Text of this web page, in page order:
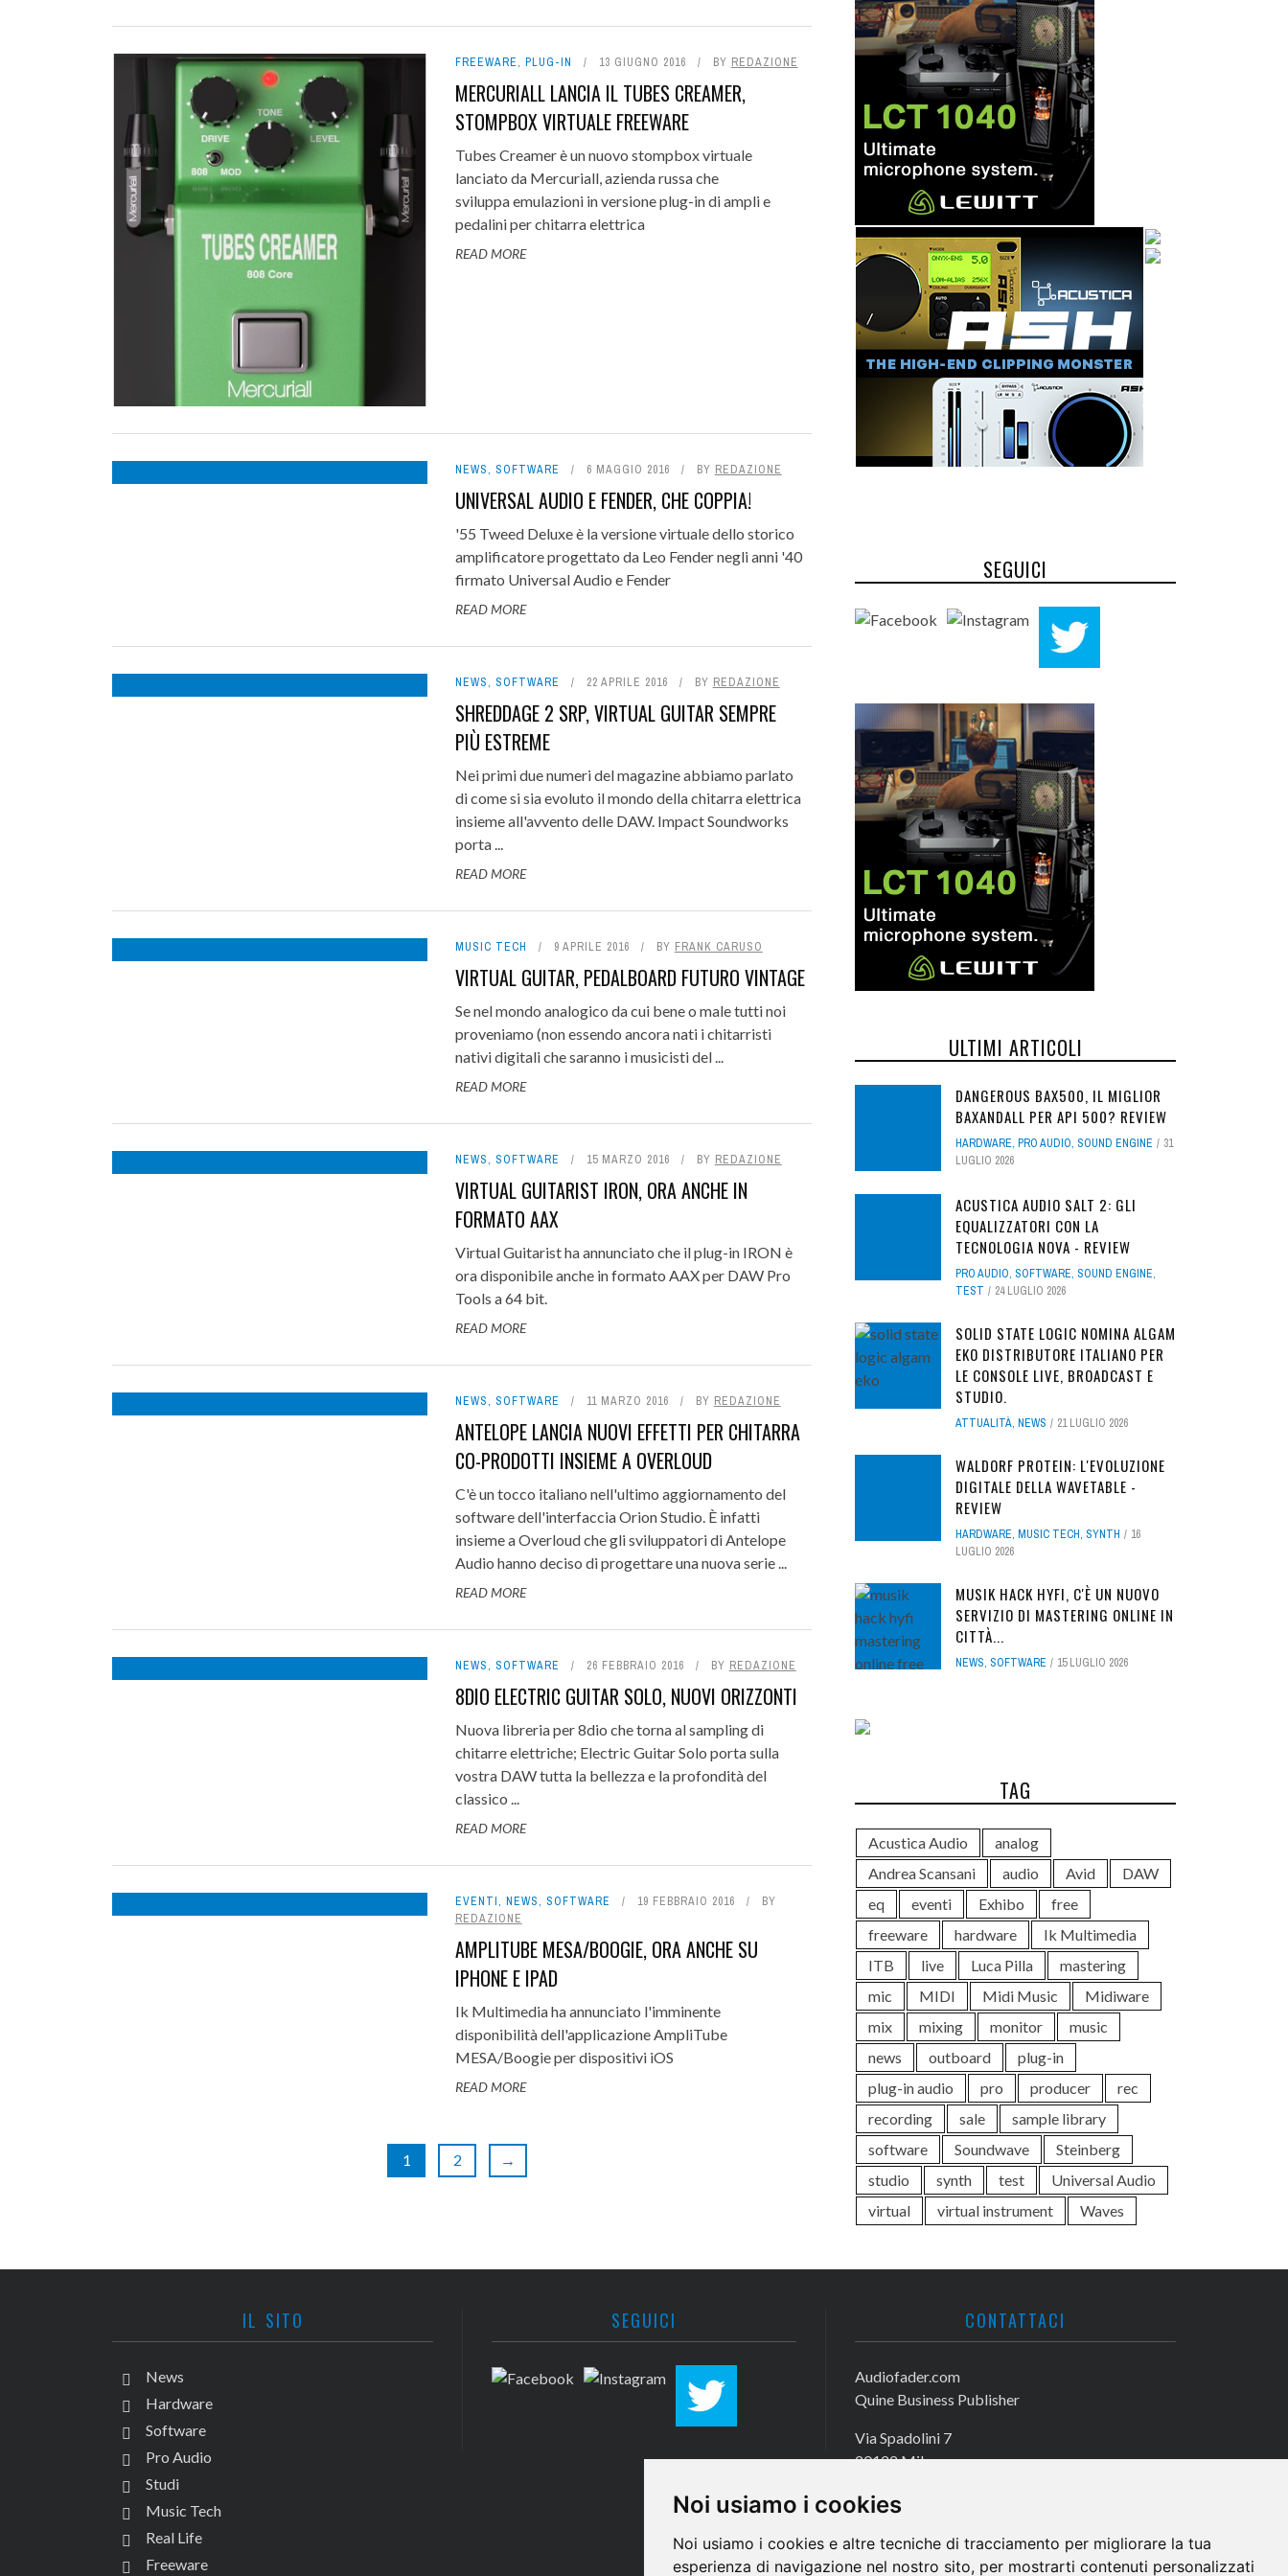
Noi usiamo i cookies
Noi usiamo i cookies e altre tecniche di tracciamento per migliorare la tua
esperienza di navigazione nel nostro sito, per mostrarti contenuti personalizzati
FREEWARE, PLUG-IN 13 GIUGNO 2016 BY REDAZIONE
MERCURIALL LANCIA IL TUBES CREAMER,
STOMPBOX VIRTUALE FREEWARE
Tubes Creamer è un nuovo stompbox virtuale
lanciato da Mercuriall, azienda russa che
sviluppa emulazioni in versione plug-in di ampli e
pedalini per chitarra elettrica
READ MORE
NEWS, SOFTWARE 6 MAGGIO 2016 BY REDAZIONE
UNIVERSAL AUDIO E FENDER, CHE COPPIA!
'55 Tweed Deluxe è la versione virtuale dello storico
amplificatore progettato da Leo Fender negli anni '40
firmato Universal Audio e Fender
READ MORE
NEWS, SOFTWARE 22 APRILE 2016 BY REDAZIONE
SHREDDAGE 2 SRP, VIRTUAL GUITAR SEMPRE
PIÙ ESTREME
Nei primi due numeri del magazine abbiamo parlato
di come si sia evoluto il mondo della chitarra elettrica
insieme all'avvento delle DAW. Impact Soundworks
porta ...
READ MORE
MUSIC TECH 9 APRILE 2016 BY FRANK CARUSO
VIRTUAL GUITAR, PEDALBOARD FUTURO VINTAGE
Se nel mondo analogico da cui bene o male tutti noi
proveniamo (non essendo ancora nati i chitarristi
nativi digitali che saranno i musicisti del ...
READ MORE
NEWS, SOFTWARE 15 MARZO 2016 BY REDAZIONE
VIRTUAL GUITARIST IRON, ORA ANCHE IN
FORMATO AAX
Virtual Guitarist ha annunciato che il plug-in IRON è
ora disponibile anche in formato AAX per DAW Pro
Tools a 64 bit.
READ MORE
NEWS, SOFTWARE 11 MARZO 2016 BY REDAZIONE
ANTELOPE LANCIA NUOVI EFFETTI PER CHITARRA
CO-PRODOTTI INSIEME A OVERLOUD
C'è un tocco italiano nell'ultimo aggiornamento del
software dell'interfaccia Orion Studio. È infatti
insieme a Overloud che gli sviluppatori di Antelope
Audio hanno deciso di progettare una nuova serie ...
READ MORE
NEWS, SOFTWARE 26 FEBBRAIO 2016 BY REDAZIONE
8DIO ELECTRIC GUITAR SOLO, NUOVI ORIZZONTI
Nuova libreria per 8dio che torna al sampling di
chitarre elettriche; Electric Guitar Solo porta sulla
vostra DAW tutta la bellezza e la profondità del
classico ...
READ MORE
EVENTI, NEWS, SOFTWARE 19 FEBBRAIO 2016
BY
REDAZIONE
AMPLITUBE MESA/BOOGIE, ORA ANCHE SU
IPHONE E IPAD
Ik Multimedia ha annunciato l'imminente
disponibilità dell'applicazione AmpliTube
MESA/Boogie per dispositivi iOS
READ MORE
1 2 →
SEGUICI
ULTIMI ARTICOLI
DANGEROUS BAX500, IL MIGLIOR
BAXANDALL PER API 500? REVIEW
HARDWARE, PRO AUDIO, SOUND ENGINE
31
LUGLIO 2026
ACUSTICA AUDIO SALT 2: GLI
EQUALIZZATORI CON LA
TECNOLOGIA NOVA - REVIEW
PRO AUDIO, SOFTWARE, SOUND ENGINE,
TEST
24 LUGLIO 2026
SOLID STATE LOGIC NOMINA ALGAM
EKO DISTRIBUTORE ITALIANO PER
LE CONSOLE LIVE, BROADCAST E
STUDIO.
ATTUALITÀ, NEWS 21 LUGLIO 2026
WALDORF PROTEIN: L'EVOLUZIONE
DIGITALE DELLA WAVETABLE -
REVIEW
HARDWARE, MUSIC TECH, SYNTH
16
LUGLIO 2026
MUSIK HACK HYFI, C'È UN NUOVO
SERVIZIO DI MASTERING ONLINE IN
CITTÀ...
NEWS, SOFTWARE 15 LUGLIO 2026
TAG
Acustica Audio
analog
Andrea Scansani
audio Avid
DAW
eq
eventi Exhibo
free
freeware
hardware
Ik Multimedia
ITB
live Luca Pilla
mastering
mic
MIDI Midi Music
Midiware
mix
mixing monitor
music
news
outboard
plug-in
plug-in audio
pro producer
rec
recording
sale
sample library
software
Soundwave
Steinberg
studio
synth test
Universal Audio
virtual
virtual instrument Waves
IL SITO
News
Hardware
Software
Pro Audio
Studi
Music Tech
Real Life
Freeware
SEGUICI CONTATTACI
Audiofader.com
Quine Business Publisher
Via Spadolini 7
20122 Milano
Tel. +39 02 49756990